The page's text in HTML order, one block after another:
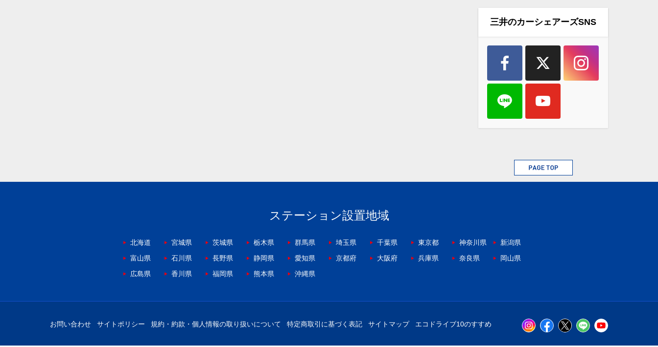
三井のカーシェアーズSNS
ステーション設置地域
北海道 宮城県 茨城県 栃木県 群馬県 埼玉県 千葉県 東京都 神奈川県
新潟県
富山県
石川県 長野県 静岡県 愛知県 京都府 大阪府 兵庫県 奈良県
岡山県
広島県
香川県 福岡県 熊本県 沖縄県
お問い合わせ サイトポリシー 規約・約款・個人情報の取り扱いについて 特定商取引に基づく表記 サイトマップ エコドライブ10のすすめ